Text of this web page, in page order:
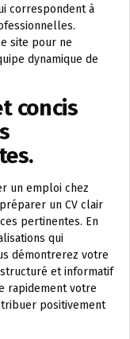
correspondent à
site pour ne
dynamique de
concis
un emploi chez
un CV clair
pertinentes. En
qui
démontrerez votre
structuré et informatif
rapidement votre
positivement